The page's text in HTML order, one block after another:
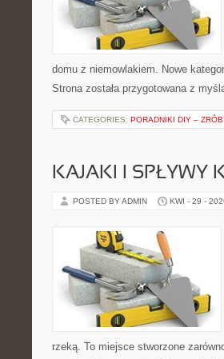
domu z niemowlakiem. Nowe
Strona została przygotowana z
CATEGORIES: PORADNIKI DIY –
KAJAKI I SPŁYWY
POSTED BY ADMIN KWI - 29 -
rzeką. To miejsce stworzone